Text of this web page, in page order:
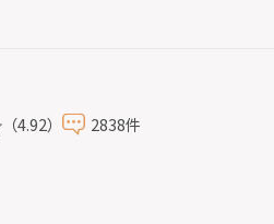
（4.92） 2838件